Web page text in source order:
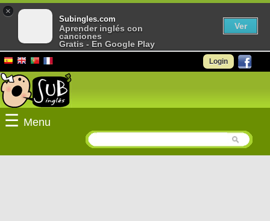
Login
☰ Menu
×
Subingles.com
Aprender inglés con
canciones
Gratis - En Google Play
Ver